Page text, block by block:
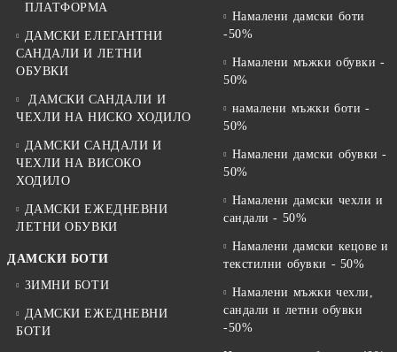
ПЛАТФОРМА
ДАМСКИ ЕЛЕГАНТНИ
САНДАЛИ И ЛЕТНИ
ОБУВКИ
ДАМСКИ САНДАЛИ И
ЧЕХЛИ НА НИСКО ХОДИЛО
ДАМСКИ САНДАЛИ И
ЧЕХЛИ НА ВИСОКО
ХОДИЛО
ДАМСКИ ЕЖЕДНЕВНИ
ЛЕТНИ ОБУВКИ
ДАМСКИ БОТИ
ЗИМНИ БОТИ
ДАМСКИ ЕЖЕДНЕВНИ
БОТИ
Намалени дамски боти
-50%
Намалени мъжки обувки -
50%
намалени мъжки боти -
50%
Намалени дамски обувки -
50%
Намалени дамски чехли и
сандали - 50%
Намалени дамски кецове и
текстилни обувки - 50%
Намалени мъжки чехли,
сандали и летни обувки
-50%